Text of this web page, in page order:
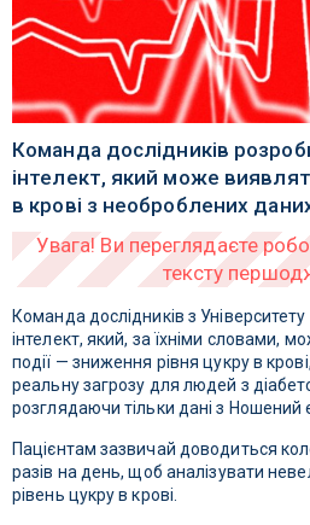
Команда дослідників
інтелект, який може
в крові з необроблених
Команда дослідників з
інтелект, який, за їхніми словами,
події — зниження рівня цукру в
реальну загрозу для людей з
розглядаючи тільки дані з Ношений
Пацієнтам зазвичай доводиться
разів на день, щоб аналізувати
рівень цукру в крові.